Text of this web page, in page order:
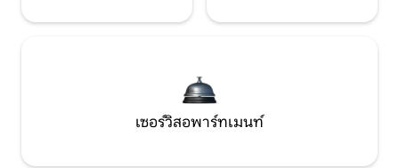
เซอร์วิสอพาร์ทเมนท์